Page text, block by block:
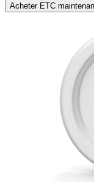
Acheter ETC